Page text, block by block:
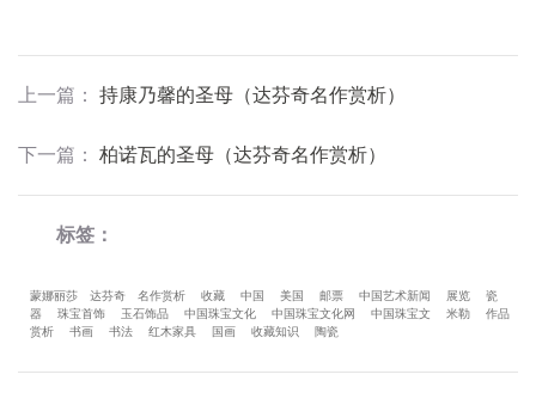
上一篇 ： 持康乃馨的圣母（达芬奇名作赏析）
下一篇 ： 柏诺瓦的圣母（达芬奇名作赏析）
标签：
蒙娜丽莎 达芬奇 名作赏析 收藏 中国 美国 邮票 中国艺术新闻 展览
瓷
器
珠宝首饰 玉石饰品 中国珠宝文化 中国珠宝文化网 中国珠宝文 米勒
作品
赏析
书画 书法 红木家具 国画 收藏知识 陶瓷